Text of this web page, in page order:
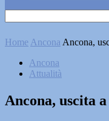
Home Ancona Ancona,
Ancona
Attualità
Ancona, uscita